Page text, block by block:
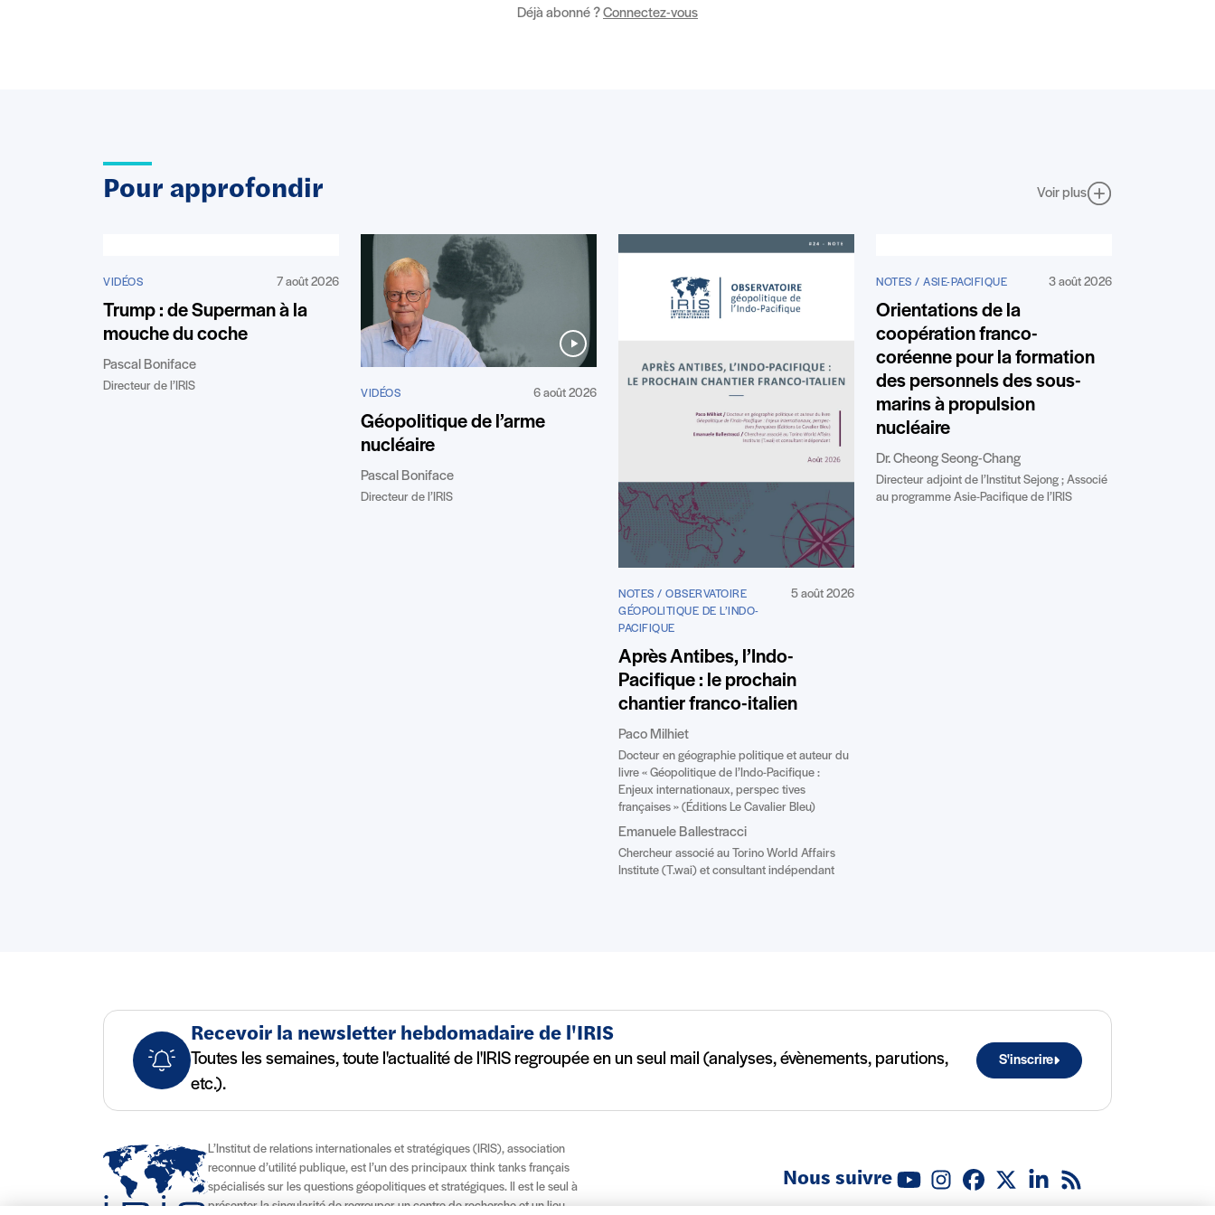
Déjà abonné ?Connectez-vous
Pour approfondir Voir plus
VIDÉOS 7 août 2026
Trump : de Superman à la
mouche du coche
Pascal Boniface
Directeur de l’IRIS
VIDÉOS 6 août 2026
Géopolitique de l’arme
nucléaire
Pascal Boniface
Directeur de l’IRIS
NOTES / OBSERVATOIRE
GÉOPOLITIQUE DE L’INDO-
PACIFIQUE
5 août 2026
Après Antibes, l’Indo-
Pacifique : le prochain
chantier franco-italien
Paco Milhiet
Docteur en géographie politique et auteur du
livre « Géopolitique de l’Indo-Pacifique :
Enjeux internationaux, perspec tives
françaises » (Éditions Le Cavalier Bleu)
Emanuele Ballestracci
Chercheur associé au Torino World Affairs
Institute (T.wai) et consultant indépendant
NOTES / ASIE-PACIFIQUE 3 août 2026
Orientations de la
coopération franco-
coréenne pour la formation
des personnels des sous-
marins à propulsion
nucléaire
Dr. Cheong Seong-Chang
Directeur adjoint de l’Institut Sejong ; Associé
au programme Asie-Pacifique de l’IRIS
Recevoir la newsletter hebdomadaire de l'IRIS
Toutes les semaines, toute l'actualité de l'IRIS regroupée en un seul mail (analyses, évènements, parutions,
etc.).
S'inscrire
L’Institut de relations internationales et stratégiques (IRIS), association
reconnue d’utilité publique, est l’un des principaux think tanks français
spécialisés sur les questions géopolitiques et stratégiques. Il est le seul à
présenter la singularité de regrouper un centre de recherche et un lieu
Nous suivre YoutubeInstagramFacebookX (Twitter)
LinkedinFlux RSS